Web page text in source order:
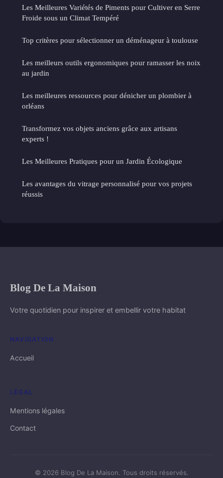
Les Meilleures Variétés de Piments pour Cultiver en Serre
Froide sous un Climat Tempéré
Top critères pour sélectionner un déménageur à toulouse
Les meilleurs outils ergonomiques pour ramasser les noix
au jardin
Les meilleures ressources pour dénicher un plombier à
orléans
Transformez vos objets anciens grâce aux artisans
experts !
Les Meilleures Pratiques pour un Jardin Écologique
Les avantages du vitrage personnalisé pour vos projets
réussis
Blog De La Maison
Votre quotidien pour inspirer et embellir votre habitat
NAVIGATION
Accueil
LÉGAL
Mentions légales
Contact
© 2026 Blog De La Maison. Tous droits réservés.